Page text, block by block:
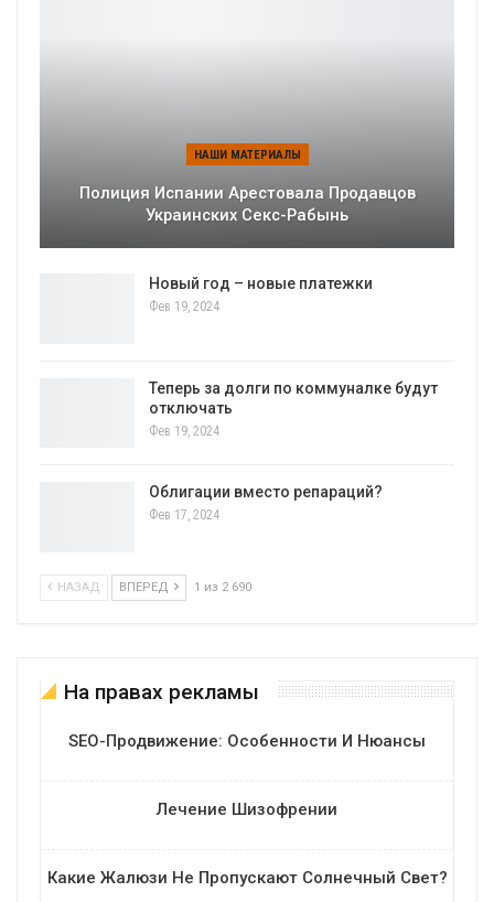
НАШИ МАТЕРИАЛЫ
Полиция Испании Арестовала Продавцов
Украинских Секс-Рабынь
Новый год – новые платежки
Фев 19, 2024
Теперь за долги по коммуналке будут
отключать
Фев 19, 2024
Облигации вместо репараций?
Фев 17, 2024
НАЗАД ВПЕРЕД 1 из 2 690
На правах рекламы
SEO-Продвижение: Особенности И Нюансы
Лечение Шизофрении
Какие Жалюзи Не Пропускают Солнечный Свет?